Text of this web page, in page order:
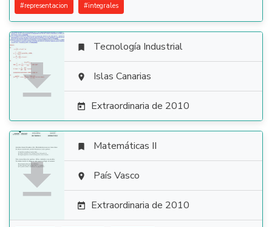
#representacion #integrales

 Tecnología Industrial
 Islas Canarias
 Extraordinaria de 2010

 Matemáticas II
 País Vasco
 Extraordinaria de 2010